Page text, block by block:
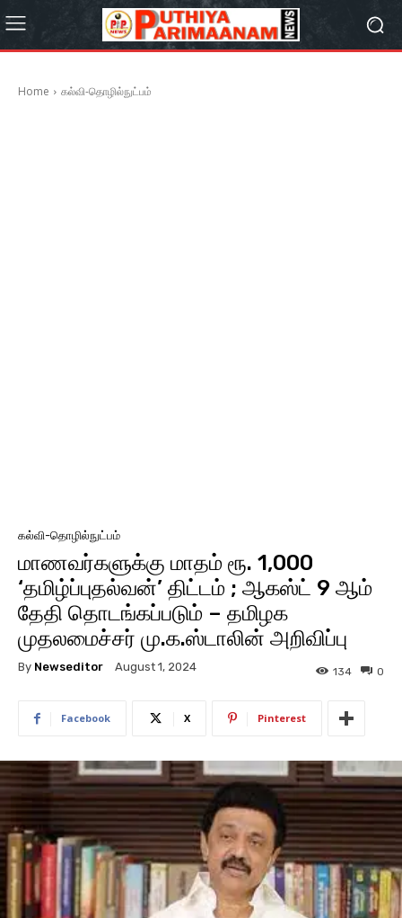
Home கல்வி-தொழில்நுட்பம்
கல்வி-தொழில்நுட்பம்
மாணவர்களுக்கு மாதம் ரூ. 1,000
‘தமிழ்ப்புதல்வன்’ திட்டம் ; ஆகஸ்ட் 9 ஆம்
தேதி தொடங்கப்படும் – தமிழக
முதலமைச்சர் மு.க.ஸ்டாலின் அறிவிப்பு
By Newseditor August 1, 2024 0
134
Facebook X Pinterest